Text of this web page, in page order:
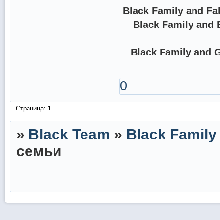
Black Family and
Black Family and
Black Family and
0
Страница:1
» Black Team » Black Family
семьи